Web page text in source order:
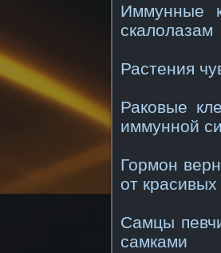
Иммунные
скалолазам
Растения
Раковые
иммунной
Гормон
от
Самцы
самками